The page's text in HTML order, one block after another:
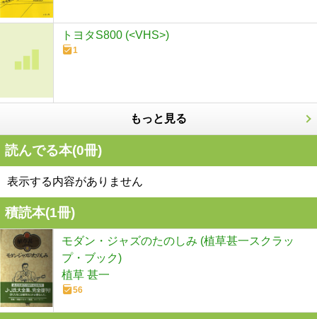
トヨタS800 (<VHS>)
1
もっと見る
読んでる本(0冊)
表示する内容がありません
積読本(1冊)
モダン・ジャズのたのしみ (植草甚一スクラッ
プ・ブック)
植草 甚一
56